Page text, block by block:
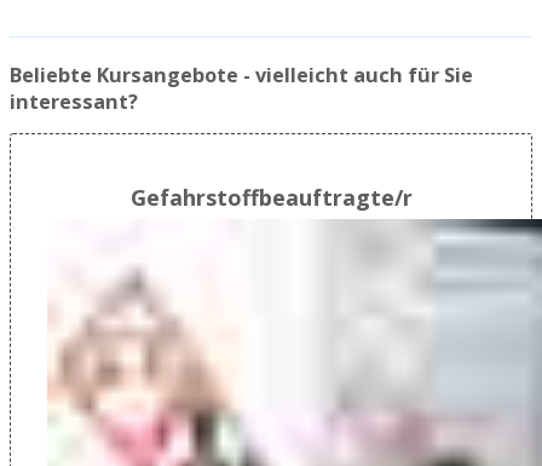
Beliebte Kursangebote - vielleicht auch für Sie
interessant?
Gefahrstoffbeauftragte/r